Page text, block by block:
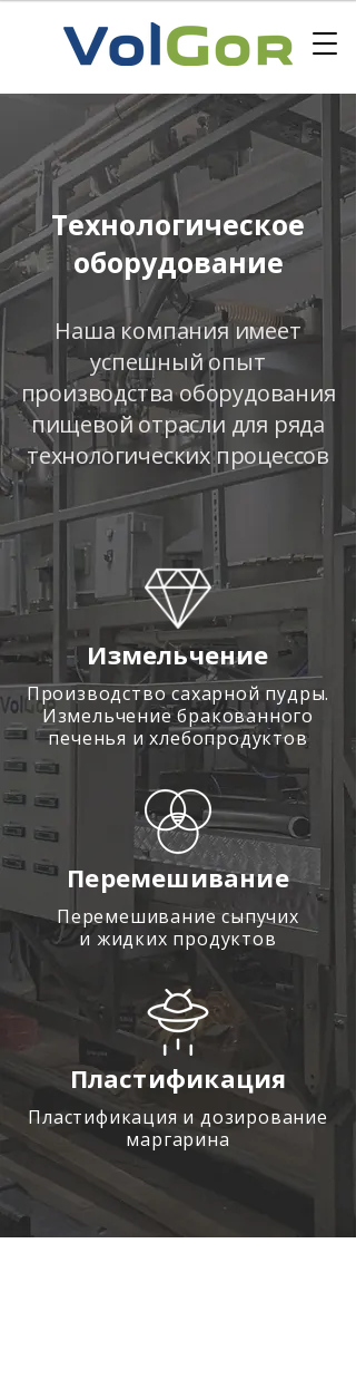
Технологическое
оборудование
Наша компания имеет
успешный опыт
производства оборудования
пищевой отрасли для ряда
технологических процессов
Измельчение
Производство сахарной пудры.
Измельчение бракованного
печенья и хлебопродуктов
Перемешивание
Перемешивание сыпучих
и жидких продуктов
Пластификация
Пластификация и дозирование
маргарина